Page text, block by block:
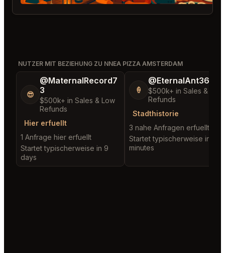
NUTZER MIT BEZIEHUNG ZU NNEA PIZZA AMSTERDAM
😎
@MaternalRecord7
3
$500k+ in Sales & Low
Refunds
Hier erfuellt
1 Anfrage hier erfuellt
Startet typischerweise in 9
days
🍦
@EternalAnt36
$500k+ in Sales & Low
Refunds
Stadthistorie
3 nahe Anfragen erfuellt
Startet typischerweise in 3
minutes